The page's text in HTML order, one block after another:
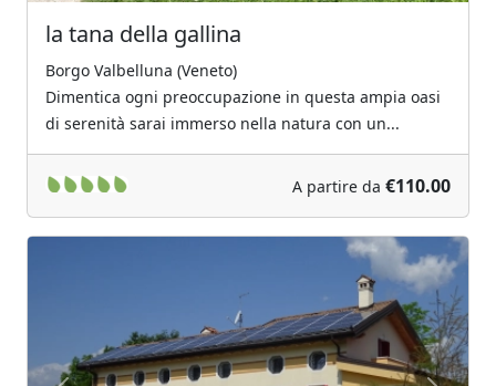
la tana della gallina
Borgo Valbelluna (Veneto)
Dimentica ogni preoccupazione in questa ampia oasi
di serenità sarai immerso nella natura con un...
A partire da €110.00